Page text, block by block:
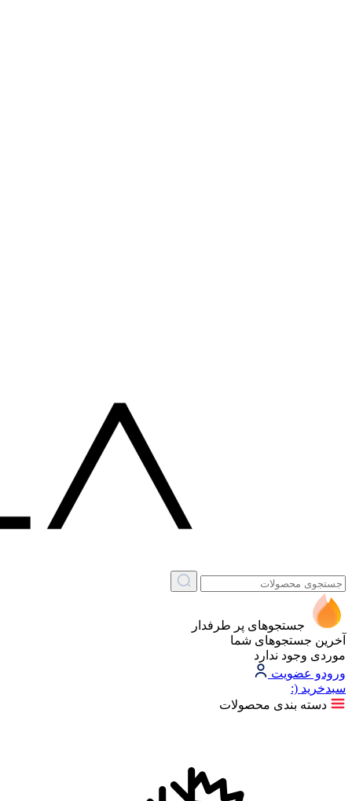
جستجوهای پر طرفدار
آخرین جستجوهای شما
موردی وجود ندارد
ورودو عضویت
سبد‌خرید (:
دسته بندی محصولات